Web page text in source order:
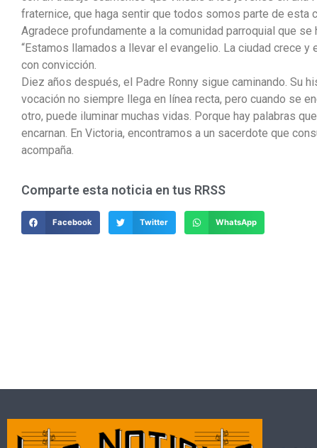
fraternice, que haga sentir que todos somos parte de esta
Agradece profundamente a la comunidad parroquial que se
“Estamos llamados a llevar el evangelio. La ciudad crece y
con convicción.
Diez años después, el Padre Ronny sigue caminando. Su
vocación no siempre llega en línea recta, pero cuando se
otro, puede iluminar muchas vidas. Porque hay palabras
encarnan. En Victoria, encontramos a un sacerdote que
acompaña.
Comparte esta noticia en tus RRSS
Facebook Twitter WhatsApp